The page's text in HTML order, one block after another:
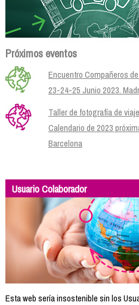
Próximos eventos
Encuentro Compañeros
23-24-25 Junio 2023.
Taller de fotografía de
Calendario de 2023
Barcelona
Usuario Colaborador
Esta web sería insostenible sin los